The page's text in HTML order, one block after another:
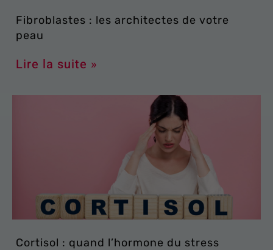
Fibroblastes : les architectes de votre
peau
Lire la suite »
Cortisol : quand l’hormone du stress